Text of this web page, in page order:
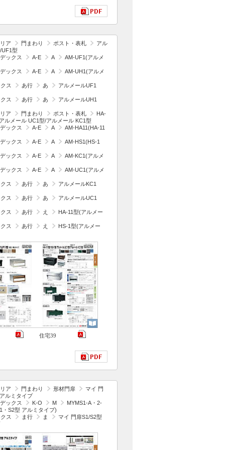
ア 門まわり ポスト・表札
アル
UF1型
ックス
A-E A AM-UF1(アルメ
ックス A-E A AM-UH1(アルメ
ス あ行 あ アルメールUF1
ス あ行 あ アルメールUH1
ア 門まわり ポスト・表札
HA-
ルメール UC1型/アルメール KC1型
ックス
A-E A AM-HA11(HA-11
ックス A-E A AM-HS1(HS-1
ックス A-E A AM-KC1(アルメ
ックス A-E A AM-UC1(アルメ
ス あ行 あ アルメールKC1
ス あ行 あ アルメールUC1
ス あ行 え HA-11型(アルメー
ス あ行 え HS-1型(アルメー
住宅39
ア 門まわり 形材門扉
マイ 門
ルミタイプ
ックス
K-O M
MYMS1-A・2-
・S2型 アルミタイプ)
ス
ま行 ま マイ 門扉S1/S2型